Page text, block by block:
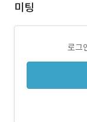
미팅
로그